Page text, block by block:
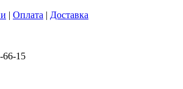
| Оплата | Доставка
66-15